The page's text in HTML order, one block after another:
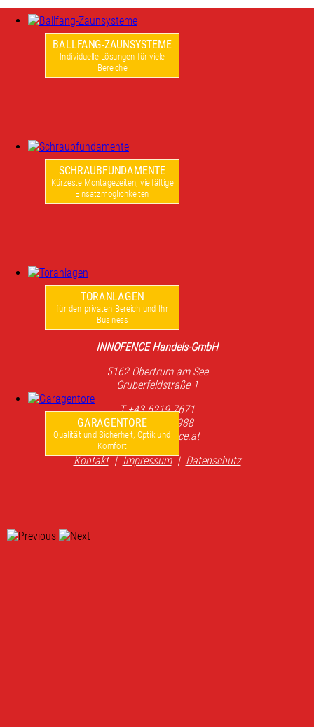
BALLFANG-ZAUNSYSTEME
Individuelle Lösungen für viele
Bereiche
SCHRAUBFUNDAMENTE
Kürzeste Montagezeiten, vielfältige
Einsatzmöglichkeiten
TORANLAGEN
für den privaten Bereich und Ihr
Business
GARAGENTORE
Qualität und Sicherheit, Optik und
Komfort
INNOFENCE Handels-GmbH
5162 Obertrum am See
Gruberfeldstraße 1
T +43 6219 7671
F +43 6219 7988
office@innofence.at
Kontakt | Impressum | Datenschutz